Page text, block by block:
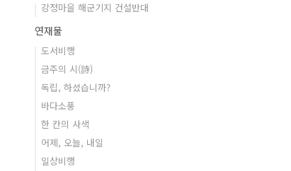
강정마을 해군기지 건설반대
연재물
도서비행
금주의 시(詩)
독립, 하셨습니까?
바다소풍
한 칸의 사색
어제, 오늘, 내일
일상비행